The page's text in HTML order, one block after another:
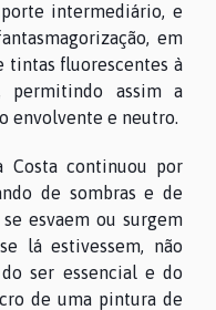
intermediário, e
em
tintas fluorescentes à
permitindo assim a
envolvente e neutro.
Costa continuou por
de sombras e de
esvaem ou surgem
lá estivessem, não
ser essencial e do
de uma pintura de